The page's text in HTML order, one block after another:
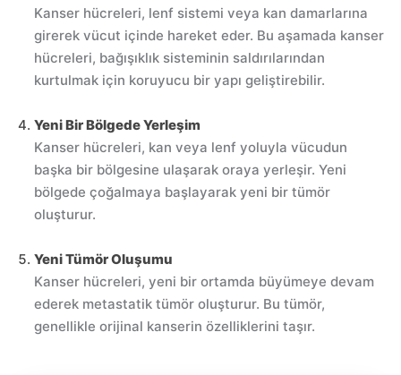
Kanser hücreleri, lenf sistemi veya kan damarlarına
girerek vücut içinde hareket eder. Bu aşamada kanser
hücreleri, bağışıklık sisteminin saldırılarından
kurtulmak için koruyucu bir yapı geliştirebilir.
Yeni Bir Bölgede Yerleşim
Kanser hücreleri, kan veya lenf yoluyla vücudun
başka bir bölgesine ulaşarak oraya yerleşir. Yeni
bölgede çoğalmaya başlayarak yeni bir tümör
oluşturur.
Yeni Tümör Oluşumu
Kanser hücreleri, yeni bir ortamda büyümeye devam
ederek metastatik tümör oluşturur. Bu tümör,
genellikle orijinal kanserin özelliklerini taşır.